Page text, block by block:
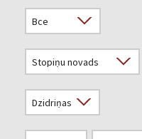
Оценка недвижимости
Предприятие
Услуги